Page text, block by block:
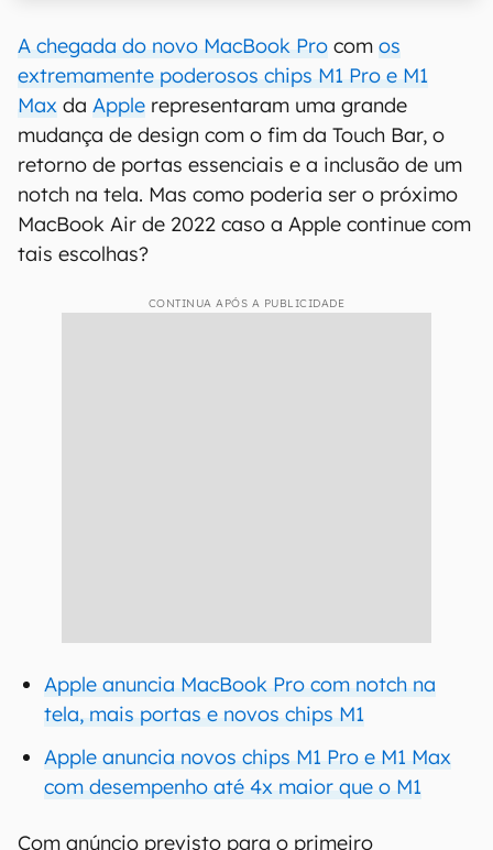
A chegada do novo MacBook Pro com os
extremamente poderosos chips M1 Pro e M1
Max da Apple representaram uma grande
mudança de design com o fim da Touch Bar, o
retorno de portas essenciais e a inclusão de um
notch na tela. Mas como poderia ser o próximo
MacBook Air de 2022 caso a Apple continue com
tais escolhas?
CONTINUA APÓS A PUBLICIDADE
Apple anuncia MacBook Pro com notch na
tela, mais portas e novos chips M1
Apple anuncia novos chips M1 Pro e M1 Max
com desempenho até 4x maior que o M1
Com anúncio previsto para o primeiro